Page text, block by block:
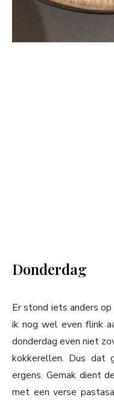
Donderdag
Er stond iets anders
ik nog wel even flink
donderdag even niet
kokkerellen. Dus dat
ergens. Gemak dient
met een verse